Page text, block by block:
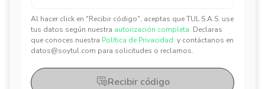
Al hacer click en "Recibir código", aceptas que TUL S.A.S. use
tus datos según nuestra autorización completa. Declaras
que conoces nuestra Política de Privacidad. y contáctanos en
datos@soytul.com para solicitudes o reclamos.
✕
✕
Recibir código